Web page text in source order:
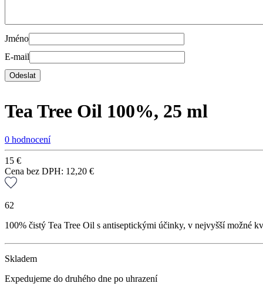
Jméno
E-mail
Tea Tree Oil 100%, 25 ml
0 hodnocení
15 €
Cena bez DPH: 12,20 €
62
100% čistý Tea Tree Oil s antiseptickými účinky, v nejvyšší možné
Skladem
Expedujeme do druhého dne po uhrazení